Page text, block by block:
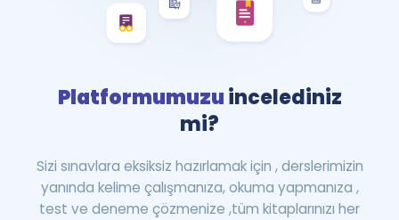
Platformumuzuincelediniz
mi?
Sizi sınavlara eksiksiz hazırlamak için , derslerimizin
yanında kelime çalışmanıza, okuma yapmanıza ,
test ve deneme çözmenize ,tüm kitaplarınızı her